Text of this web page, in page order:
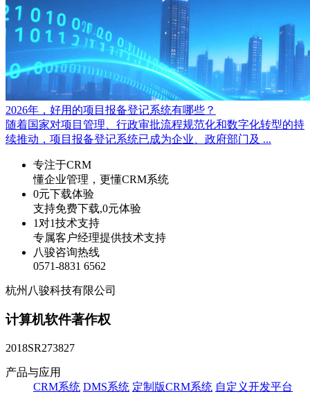
2026年，好用的项目报备登记系统有哪些？
随着国家对项目管理、行政审批流程规范化和数字化转型的持
续推动，项目报备登记系统已成为企业、政府部门及 ...
专注于CRM
懂企业管理，更懂CRM系统
0元下载体验
支持免费下载,0元体验
1对1技术支持
专属客户经理提供技术支持
八骏咨询热线
0571-8831 6562
杭州八骏科技有限公司
计算机软件著作权
2018SR273827
产品与应用
CRM系统 DMS系统 定制版CRM系统 自定义开发平台